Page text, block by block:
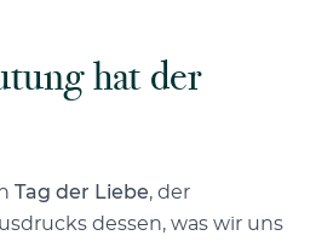
hat der
Tag der Liebe, der
dessen, was wir uns